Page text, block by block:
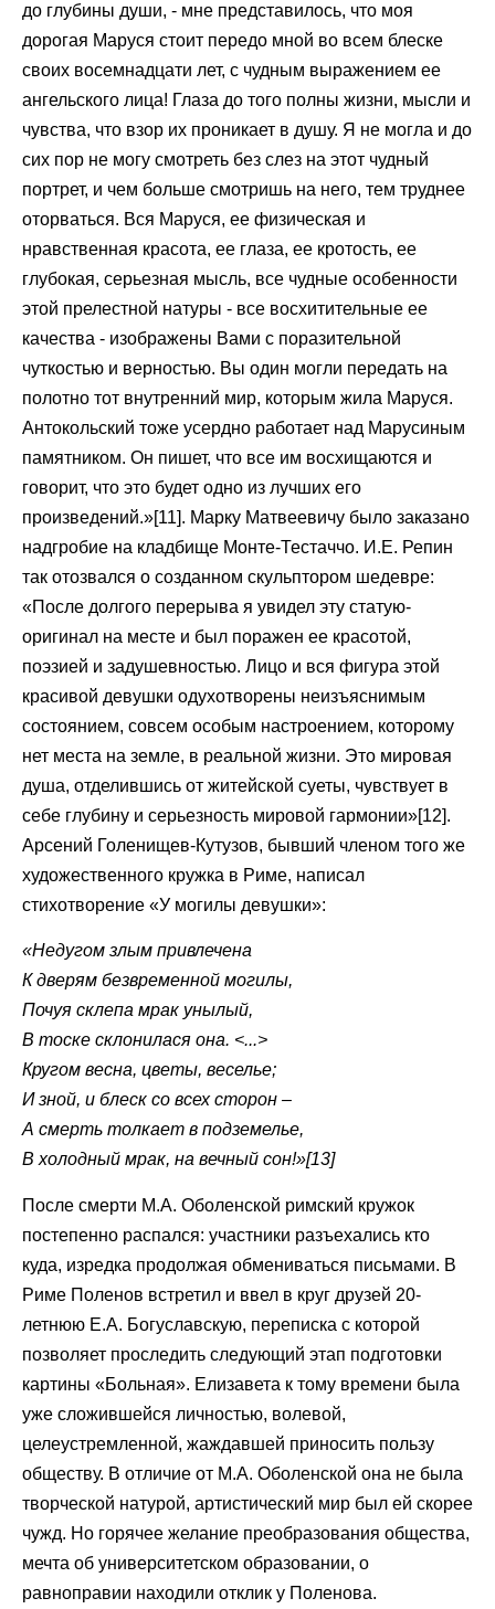
до глубины души, - мне представилось, что моя
дорогая Маруся стоит передо мной во всем блеске
своих восемнадцати лет, с чудным выражением ее
ангельского лица! Глаза до того полны жизни, мысли и
чувства, что взор их проникает в душу. Я не могла и до
сих пор не могу смотреть без слез на этот чудный
портрет, и чем больше смотришь на него, тем труднее
оторваться. Вся Маруся, ее физическая и
нравственная красота, ее глаза, ее кротость, ее
глубокая, серьезная мысль, все чудные особенности
этой прелестной натуры - все восхитительные ее
качества - изображены Вами с поразительной
чуткостью и верностью. Вы один могли передать на
полотно тот внутренний мир, которым жила Маруся.
Антокольский тоже усердно работает над Марусиным
памятником. Он пишет, что все им восхищаются и
говорит, что это будет одно из лучших его
произведений.»[11]. Марку Матвеевичу было заказано
надгробие на кладбище Монте-Тестаччо. И.Е. Репин
так отозвался о созданном скульптором шедевре:
«После долгого перерыва я увидел эту статую-
оригинал на месте и был поражен ее красотой,
поэзией и задушевностью. Лицо и вся фигура этой
красивой девушки одухотворены неизъяснимым
состоянием, совсем особым настроением, которому
нет места на земле, в реальной жизни. Это мировая
душа, отделившись от житейской суеты, чувствует в
себе глубину и серьезность мировой гармонии»[12].
Арсений Голенищев-Кутузов, бывший членом того же
художественного кружка в Риме, написал
стихотворение «У могилы девушки»:
«Недугом злым привлечена
К дверям безвременной могилы,
Почуя склепа мрак унылый,
В тоске склонилася она. <...>
Кругом весна, цветы, веселье;
И зной, и блеск со всех сторон –
А смерть толкает в подземелье,
В холодный мрак, на вечный сон!»[13]
После смерти М.А. Оболенской римский кружок
постепенно распался: участники разъехались кто
куда, изредка продолжая обмениваться письмами. В
Риме Поленов встретил и ввел в круг друзей 20-
летнюю Е.А. Богуславскую, переписка с которой
позволяет проследить следующий этап подготовки
картины «Больная». Елизавета к тому времени была
уже сложившейся личностью, волевой,
целеустремленной, жаждавшей приносить пользу
обществу. В отличие от М.А. Оболенской она не была
творческой натурой, артистический мир был ей скорее
чужд. Но горячее желание преобразования общества,
мечта об университетском образовании, о
равноправии находили отклик у Поленова.